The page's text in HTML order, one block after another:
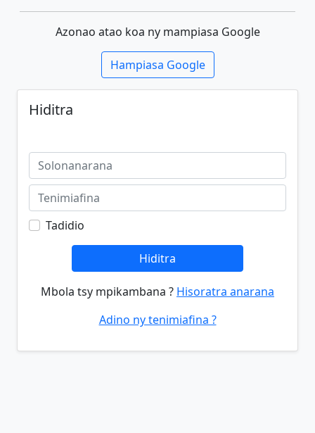
Azonao atao koa ny mampiasa Google
Hampiasa Google
Hiditra
Tadidio
Hiditra
Mbola tsy mpikambana ? Hisoratra anarana
Adino ny tenimiafina ?